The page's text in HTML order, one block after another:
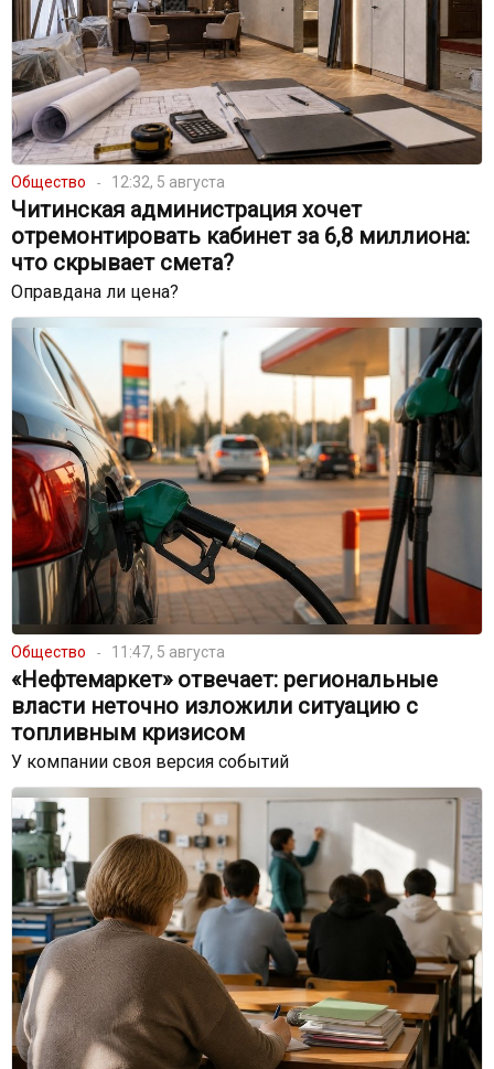
Общество 12:32, 5 августа
Читинская администрация хочет
отремонтировать кабинет за 6,8 миллиона:
что скрывает смета?
Оправдана ли цена?
Общество 11:47, 5 августа
«Нефтемаркет» отвечает: региональные
власти неточно изложили ситуацию с
топливным кризисом
У компании своя версия событий